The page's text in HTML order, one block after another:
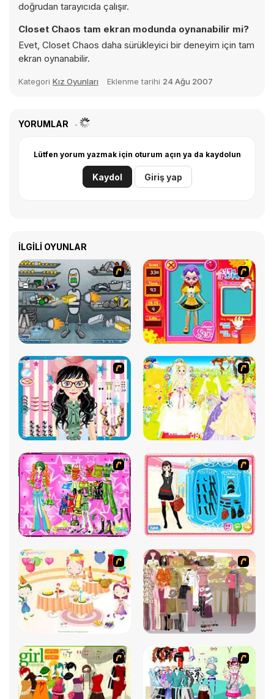
doğrudan tarayıcıda çalışır.
Closet Chaos tam ekran modunda oynanabilir mi?
Evet, Closet Chaos daha sürükleyici bir deneyim için tam
ekran oynanabilir.
Kategori Kız Oyunları Eklenme tarihi 24 Ağu 2007
YORUMLAR
Lütfen yorum yazmak için oturum açın ya da kaydolun
Kaydol Giriş yap
İLGILI OYUNLAR